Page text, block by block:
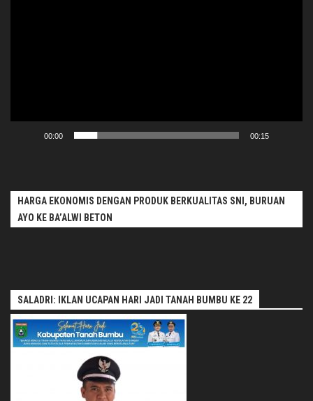
00:00 00:15
HARGA EKONOMIS DENGAN PRODUK BERKUALITAS SNI, BURUAN
AYO KE BA’ALWI BETON
SALADRI: IKLAN UCAPAN HARI JADI TANAH BUMBU KE 22